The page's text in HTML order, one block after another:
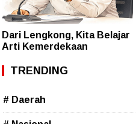
Dari Lengkong, Kita Belajar
Arti Kemerdekaan
TRENDING
# Daerah